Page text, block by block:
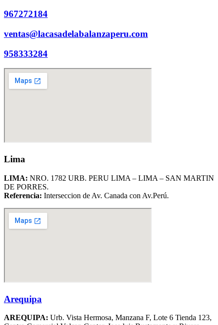
967272184
ventas@lacasadelabalanzaperu.com
958333284
Lima
LIMA: NRO. 1782 URB. PERU LIMA – LIMA – SAN MARTIN
DE PORRES.
Referencia: Interseccion de Av. Canada con Av.Perú.
Arequipa
AREQUIPA: Urb. Vista Hermosa, Manzana F, Lote 6 Tienda 123,